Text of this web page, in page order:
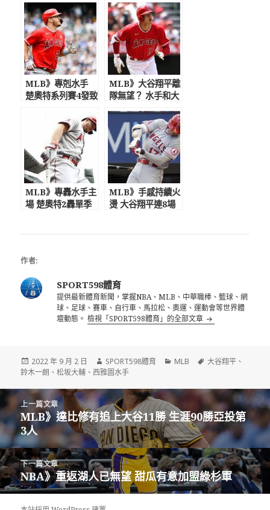
MLB》專剋水手
楚奧特系列賽4發致
MLB》大谷翔平離
隊無望？ 水手和大
MLB》專轟水手主
場 楚奧特2轟單季
MLB》手感持續火
燙 大谷翔平連8場
作者:
SPORT598體育
提供最新體育新聞，掌握NBA、MLB、中華職棒、籃球、網
球、足球、賽車、自行車、馬拉松、奧運、運動會等世界體
壇動態。檢視「SPORT598體育」的全部文章
發
佈
期:
2022 年 9 月 2 日
作
者
SPORT598體育
分
MLB
標
大谷翔平 、
鈴木一朗 、松坂大輔 、西雅圖水手
文
章
導
覽
上一篇文章
上
一
篇
文
章:
MLB》達比修有追上大谷11勝 生涯90勝亞投第
3人
下一篇文章
下
一
篇
NBA》重返湖人已無望 甜瓜有意加盟綠杉軍